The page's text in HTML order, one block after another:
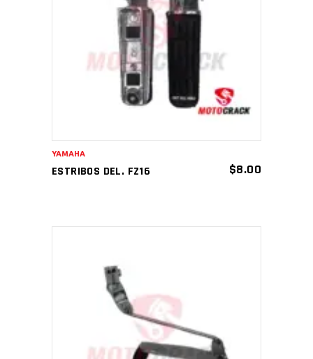
AÑADIR AL CARRITO
ESTRIBOS DEL. FZ16 $8.00
YAMAHA
AÑADIR AL CARRITO